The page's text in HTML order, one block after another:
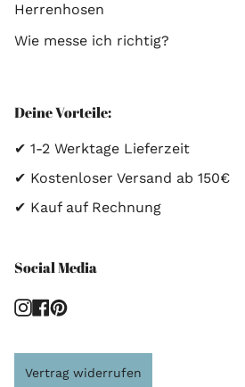
Herrenhosen
Wie messe ich richtig?
Deine Vorteile:
✔ 1-2 Werktage Lieferzeit
✔ Kostenloser Versand ab 150€
✔ Kauf auf Rechnung
Social Media
Instagram
Facebook
Pinterest
Vertrag widerrufen